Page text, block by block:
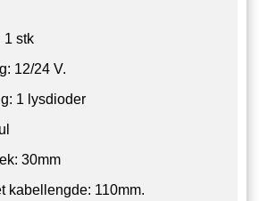
1 stk
12/24 V.
1 lysdioder
30mm
kabellengde: 110mm.